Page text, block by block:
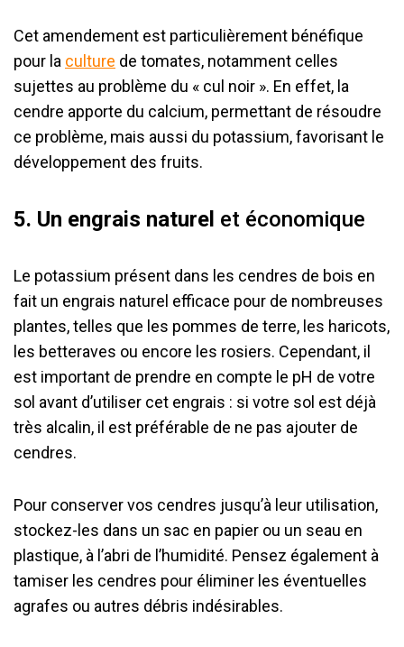
Cet amendement est particulièrement bénéfique
pour la culture de tomates, notamment celles
sujettes au problème du « cul noir ». En effet, la
cendre apporte du calcium, permettant de résoudre
ce problème, mais aussi du potassium, favorisant le
développement des fruits.
5. Un engrais naturel et économique
Le potassium présent dans les cendres de bois en
fait un engrais naturel efficace pour de nombreuses
plantes, telles que les pommes de terre, les haricots,
les betteraves ou encore les rosiers. Cependant, il
est important de prendre en compte le pH de votre
sol avant d’utiliser cet engrais : si votre sol est déjà
très alcalin, il est préférable de ne pas ajouter de
cendres.
Pour conserver vos cendres jusqu’à leur utilisation,
stockez-les dans un sac en papier ou un seau en
plastique, à l’abri de l’humidité. Pensez également à
tamiser les cendres pour éliminer les éventuelles
agrafes ou autres débris indésirables.